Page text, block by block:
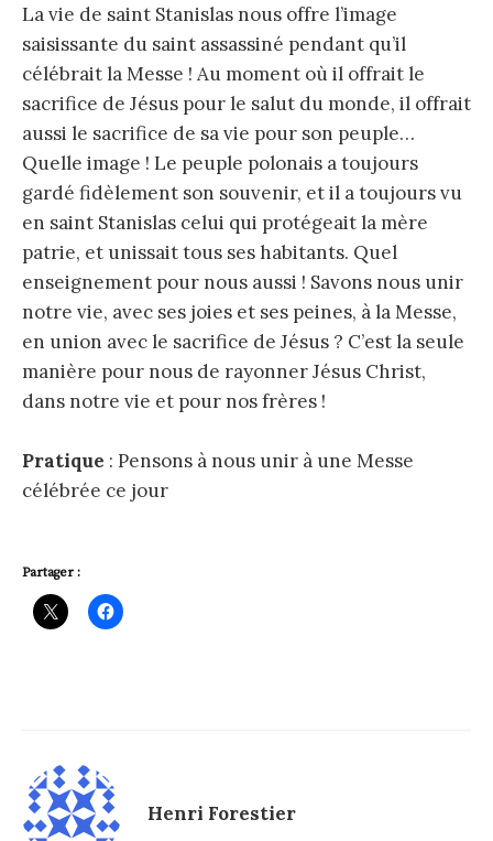
La vie de saint Stanislas nous offre l’image
saisissante du saint assassiné pendant qu’il
célébrait la Messe ! Au moment où il offrait le
sacrifice de Jésus pour le salut du monde, il offrait
aussi le sacrifice de sa vie pour son peuple…
Quelle image ! Le peuple polonais a toujours
gardé fidèlement son souvenir, et il a toujours vu
en saint Stanislas celui qui protégeait la mère
patrie, et unissait tous ses habitants. Quel
enseignement pour nous aussi ! Savons nous unir
notre vie, avec ses joies et ses peines, à la Messe,
en union avec le sacrifice de Jésus ? C’est la seule
manière pour nous de rayonner Jésus Christ,
dans notre vie et pour nos frères !
Pratique : Pensons à nous unir à une Messe
célébrée ce jour
Partager :
Henri Forestier